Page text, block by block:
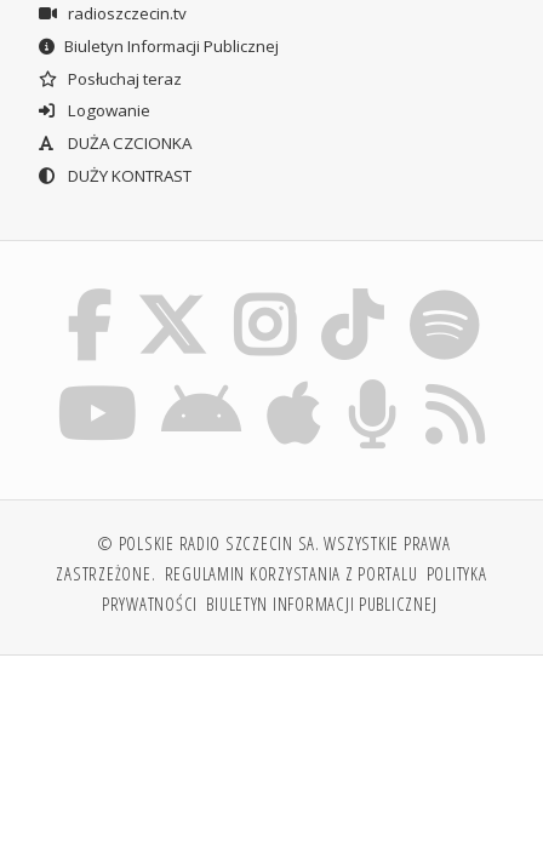
radioszczecin.tv
Biuletyn Informacji Publicznej
Posłuchaj teraz
Logowanie
DUŻA CZCIONKA
DUŻY KONTRAST
© POLSKIE RADIO SZCZECIN SA. WSZYSTKIE PRAWA
ZASTRZEŻONE. REGULAMIN KORZYSTANIA Z PORTALU POLITYKA
PRYWATNOŚCI BIULETYN INFORMACJI PUBLICZNEJ